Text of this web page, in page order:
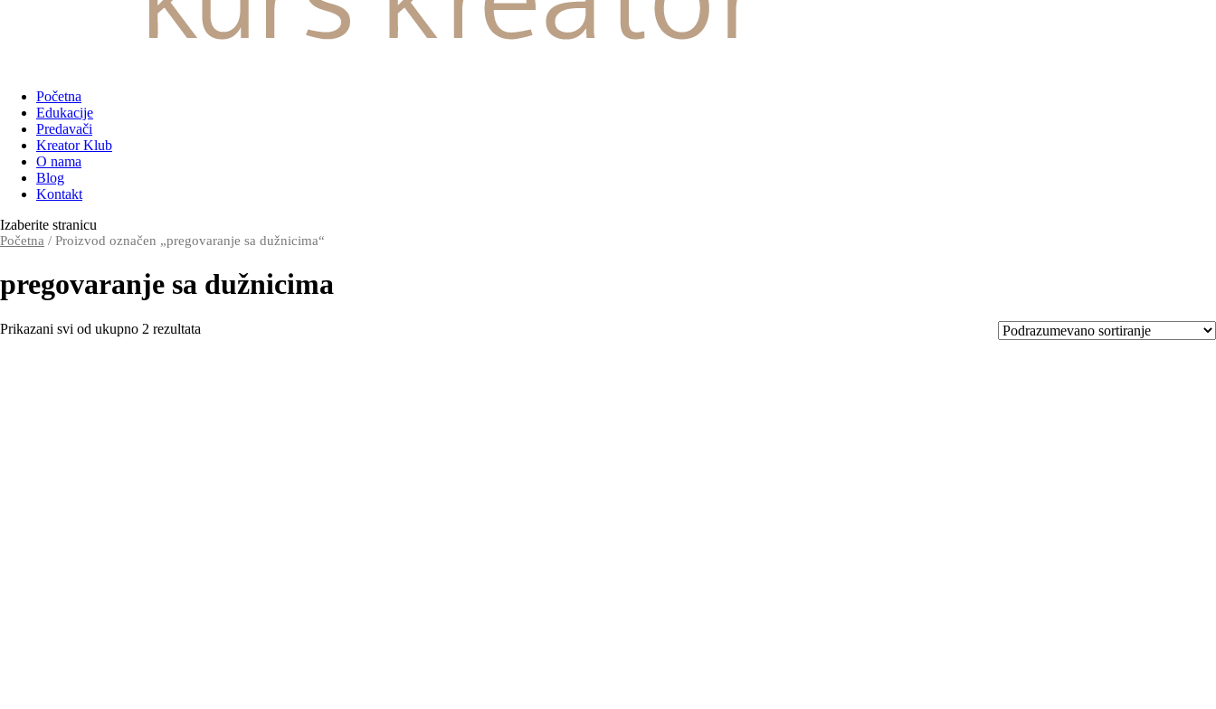
Početna
Edukacije
Predavači
Kreator Klub
O nama
Blog
Kontakt
Izaberite stranicu
Početna / Proizvod označen „pregovaranje sa dužnicima“
pregovaranje sa dužnicima
Prikazani svi od ukupno 2 rezultata